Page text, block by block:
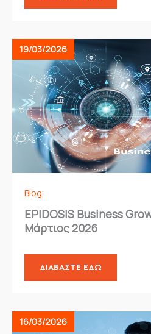
19/03/2026
Blog
EPIDOSIS Business
Μάρτιος 2026
ΔΙΑΒΆΣΤΕ ΕΔΏ
16/03/2026